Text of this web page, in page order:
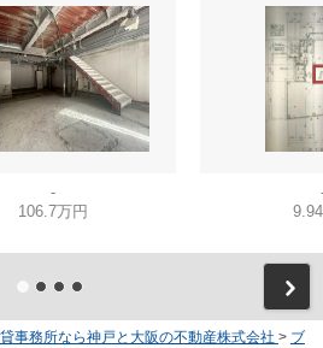
-
106.7万円
事務所なら神戸と大阪の不動産株式会社 > ブ